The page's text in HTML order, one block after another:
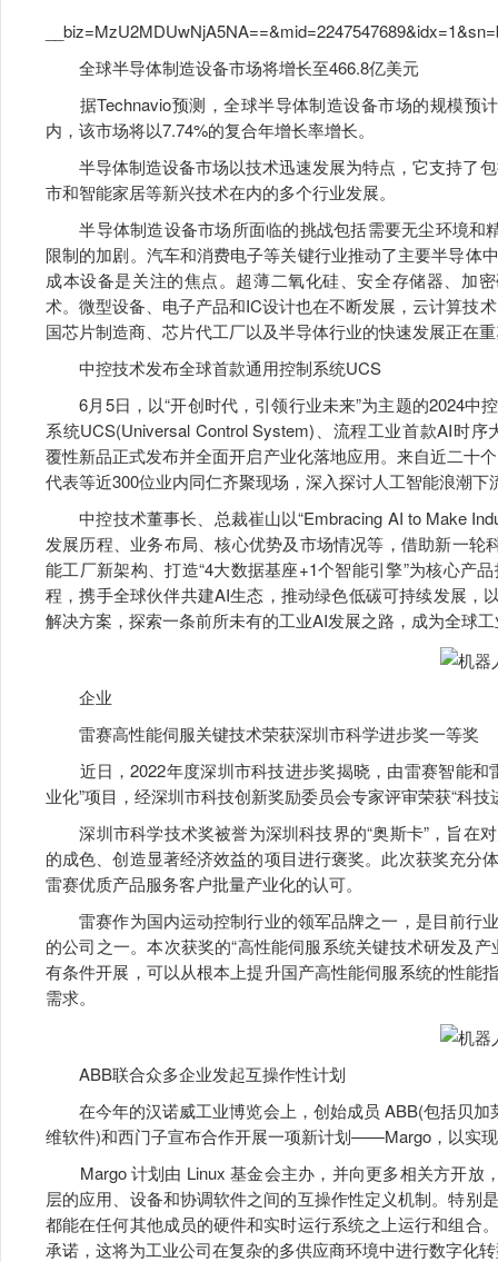
全球半导体制造设备市场将增长至466.8亿美元
据Technavio预测，全球半导体制造设备市场的规模预
内，该市场将以7.74%的复合年增长率增长。
半导体制造设备市场以技术迅速发展为特点，它支持了
市和智能家居等新兴技术在内的多个行业发展。
半导体制造设备市场所面临的挑战包括需要无尘环境和
限制的加剧。汽车和消费电子等关键行业推动了主要半导体
成本设备是关注的焦点。超薄二氧化硅、安全存储器、加
术。微型设备、电子产品和IC设计也在不断发展，云计算技
国芯片制造商、芯片代工厂以及半导体行业的快速发展正在
中控技术发布全球首款通用控制系统UCS
6月5日，以“开创时代，引领行业未来”为主题的2024中
系统UCS(Universal Control System)、流程工业首款AI时
覆性新品正式发布并全面开启产业化落地应用。来自近二十
代表等近300位业内同仁齐聚现场，深入探讨人工智能浪潮
中控技术董事长、总裁崔山以“Embracing AI to Make
发展历程、业务布局、核心优势及市场情况等，借助新一轮
能工厂新架构、打造“4大数据基座+1个智能引擎”为核心产
程，携手全球伙伴共建AI生态，推动绿色低碳可持续发展，
解决方案，探索一条前所未有的工业AI发展之路，成为全球
企业
雷赛高性能伺服关键技术荣获深圳市科学进步奖一等奖
近日，2022年度深圳市科技进步奖揭晓，由雷赛智能和
业化”项目，经深圳市科技创新奖励委员会专家评审荣获“科技
深圳市科学技术奖被誉为深圳科技界的“奥斯卡”，旨在
的成色、创造显著经济效益的项目进行褒奖。此次获奖充分
雷赛优质产品服务客户批量产业化的认可。
雷赛作为国内运动控制行业的领军品牌之一，是目前行
的公司之一。本次获奖的“高性能伺服系统关键技术研发及
有条件开展，可以从根本上提升国产高性能伺服系统的性能
需求。
ABB联合众多企业发起互操作性计划
在今年的汉诺威工业博览会上，创始成员 ABB(包括贝加
维软件)和西门子宣布合作开展一项新计划——Margo，以实
Margo 计划由 Linux 基金会主办，并向更多相关方开放
层的应用、设备和协调软件之间的互操作性定义机制。特别
都能在任何其他成员的硬件和实时运行系统之上运行和组合
承诺，这将为工业公司在复杂的多供应商环境中进行数字化